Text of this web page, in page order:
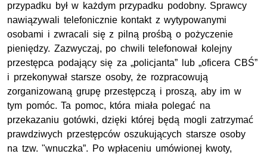
przypadku był w każdym przypadku podobny. Sprawcy
nawiązywali telefonicznie kontakt z wytypowanymi
osobami i zwracali się z pilną prośbą o pożyczenie
pieniędzy. Zazwyczaj, po chwili telefonował kolejny
przestępca podający się za „policjanta” lub „oficera CBŚ”
i przekonywał starsze osoby, że rozpracowują
zorganizowaną grupę przestępczą i proszą, aby im w
tym pomóc. Ta pomoc, która miała polegać na
przekazaniu gotówki, dzięki której będą mogli zatrzymać
prawdziwych przestępców oszukujących starsze osoby
na tzw. "wnuczka”. Po wpłaceniu umówionej kwoty,